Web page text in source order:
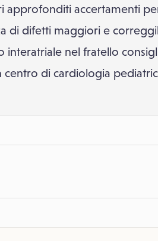
accertamenti
di difetti maggiori e
interatriale nel fratello
di cardiologia